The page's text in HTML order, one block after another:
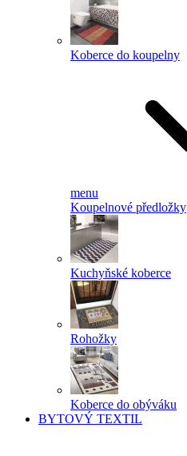
Koberce do koupelny
menu
Koupelnové předložky
Kuchyňské koberce
Rohožky
Koberce do obýváku
BYTOVÝ TEXTIL